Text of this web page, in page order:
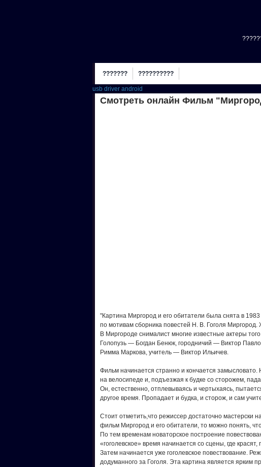
??????? ??????????
usb driver android
Смотреть онлайн Фильм
"Картина Миргород и его обитатели была снята в
по мотивам сборника повестей Н. В. Гоголя
В Миргороде снималист многие известные актеры
Голопузь — Богдан Бенюк, городничий — Виктор
Римма Маркова, учитель — Виктор Ильичев.
Фильм начинается странно и кончается замысловато.
на велосипеде и, подъезжая к будке со сторожем,
Он, естественно, отплевываясь и чертыхаясь,
другое время. Пропадает и будка, и сторож, и сам
Стоит отметить,что режиссер достаточно мастерски
фильм Миргород и его обитатели, то можно понять,
По тем временам новаторское построение
«гоголевское» время начинается со сцены, где
Затем начинается уже гоголевское повествование.
додуманного за Гоголя. Эта картина является ярким